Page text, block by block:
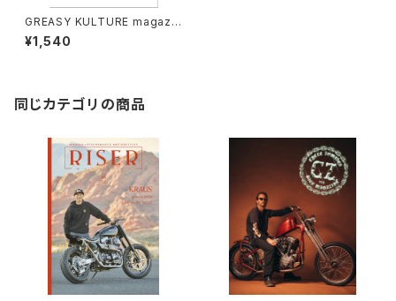
GREASY KULTURE magazin
e, issue 40
¥1,540
同じカテゴリの商品